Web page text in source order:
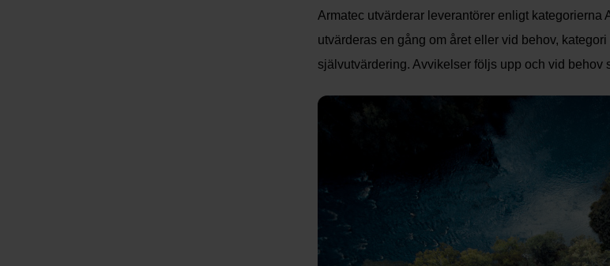
Armatec utvärderar leverantörer enligt
utvärderas en gång om året eller vid behov,
självutvärdering. Avvikelser följs upp och vid